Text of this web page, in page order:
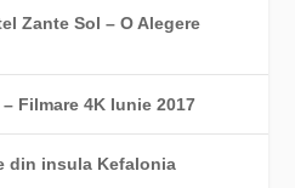
Zante Sol – O Alegere
Filmare 4K Iunie 2017
din insula Kefalonia